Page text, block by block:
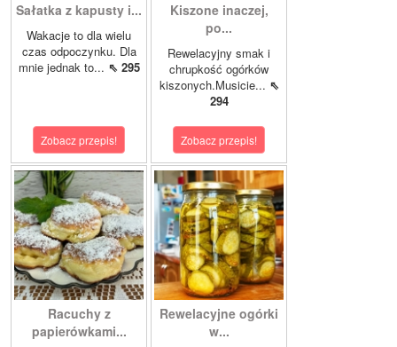
Sałatka z kapusty i...
Wakacje to dla wielu
czas odpoczynku. Dla
mnie jednak to... ⇖ 295
Zobacz przepis!
Kiszone inaczej,
po...
Rewelacyjny smak i
chrupkość ogórków
kiszonych.Musicie... ⇖
294
Zobacz przepis!
Racuchy z
papierówkami...
Rewelacyjne ogórki
w...